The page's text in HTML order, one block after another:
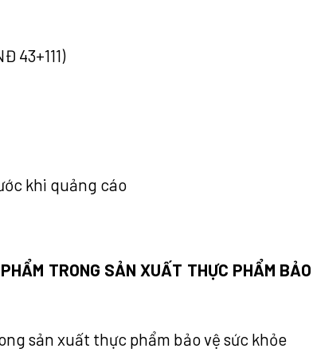
43+111)
khi quảng cáo
TRONG SẢN XUẤT THỰC PHẨM BẢO
sản xuất thực phẩm bảo vệ sức khỏe